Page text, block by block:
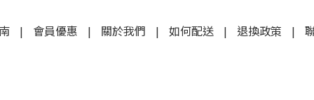
| 會員優惠 | 關於我們 | 如何配送| 退換政策 |